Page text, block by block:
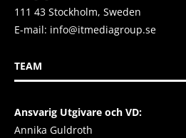
111 43 Stockholm, Sweden
E-mail: info@itmediagroup.se
TEAM
Ansvarig Utgivare och VD:
Annika Guldroth